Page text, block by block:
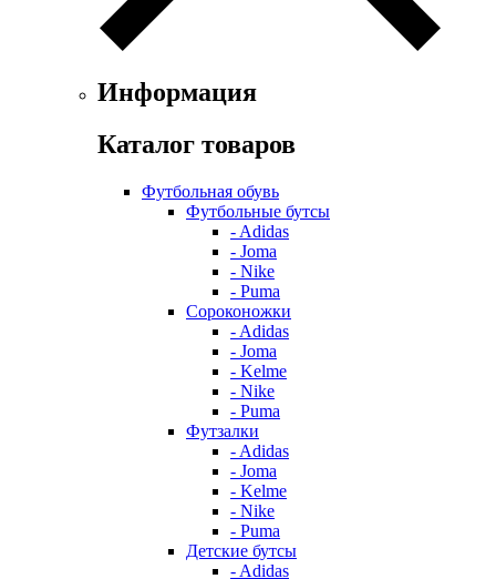
Информация
Каталог товаров
Футбольная обувь
Футбольные бутсы
- Adidas
- Joma
- Nike
- Puma
Сороконожки
- Adidas
- Joma
- Kelme
- Nike
- Puma
Футзалки
- Adidas
- Joma
- Kelme
- Nike
- Puma
Детские бутсы
- Adidas